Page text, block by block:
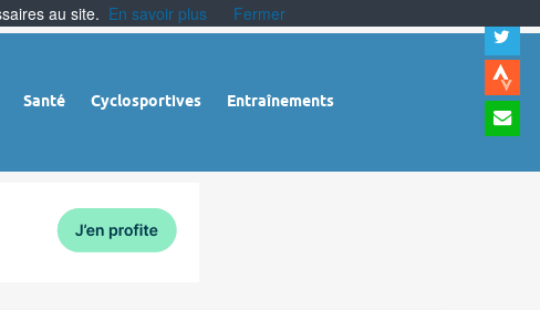
Santé Cyclosportives Entraînements
à
au site. En savoir plus Fermer